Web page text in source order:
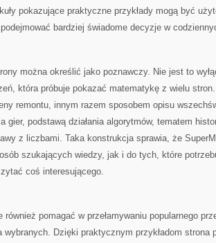
pokazujące praktyczne przykłady mogą być
bardziej świadome decyzje w
można określić jako poznawczy. Nie jest to
która próbuje pokazać matematykę z wielu
remontu, innym razem sposobem opisu
gier, podstawą działania algorytmów, tematem
z liczbami. Taka konstrukcja sprawia, że
szukających wiedzy, jak i do tych, które
coś interesującego.
również pomagać w przełamywaniu popularnego
wybranych. Dzięki praktycznym przykładom strona